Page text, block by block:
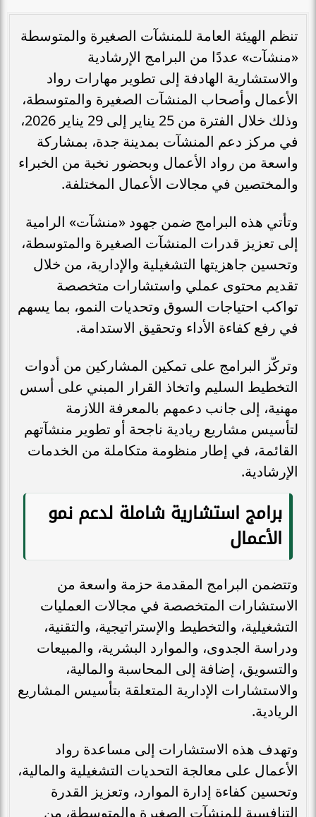
تنظم الهيئة العامة للمنشآت الصغيرة والمتوسطة
«منشآت» عددًا من البرامج الإرشادية
والاستشارية الهادفة إلى تطوير مهارات رواد
الأعمال وأصحاب المنشآت الصغيرة والمتوسطة،
وذلك خلال الفترة من 25 يناير إلى 29 يناير 2026،
في مركز دعم المنشآت بمدينة جدة، بمشاركة
واسعة من رواد الأعمال وبحضور نخبة من الخبراء
والمختصين في مجالات الأعمال المختلفة.
وتأتي هذه البرامج ضمن جهود «منشآت» الرامية
إلى تعزيز قدرات المنشآت الصغيرة والمتوسطة،
وتحسين جاهزيتها التشغيلية والإدارية، من خلال
تقديم محتوى عملي واستشارات متخصصة
تواكب احتياجات السوق وتحديات النمو، بما يسهم
في رفع كفاءة الأداء وتحقيق الاستدامة.
وتركّز البرامج على تمكين المشاركين من أدوات
التخطيط السليم واتخاذ القرار المبني على أسس
مهنية، إلى جانب دعمهم بالمعرفة اللازمة
لتأسيس مشاريع ريادية ناجحة أو تطوير منشآتهم
القائمة، في إطار منظومة متكاملة من الخدمات
الإرشادية.
برامج استشارية شاملة لدعم نمو
الأعمال
وتتضمن البرامج المقدمة حزمة واسعة من
الاستشارات المتخصصة في مجالات العمليات
التشغيلية، والتخطيط والإستراتيجية، والتقنية،
ودراسة الجدوى، والموارد البشرية، والمبيعات
والتسويق، إضافة إلى المحاسبة والمالية،
والاستشارات الإدارية المتعلقة بتأسيس المشاريع
الريادية.
وتهدف هذه الاستشارات إلى مساعدة رواد
الأعمال على معالجة التحديات التشغيلية والمالية،
وتحسين كفاءة إدارة الموارد، وتعزيز القدرة
التنافسية للمنشآت الصغيرة والمتوسطة، من